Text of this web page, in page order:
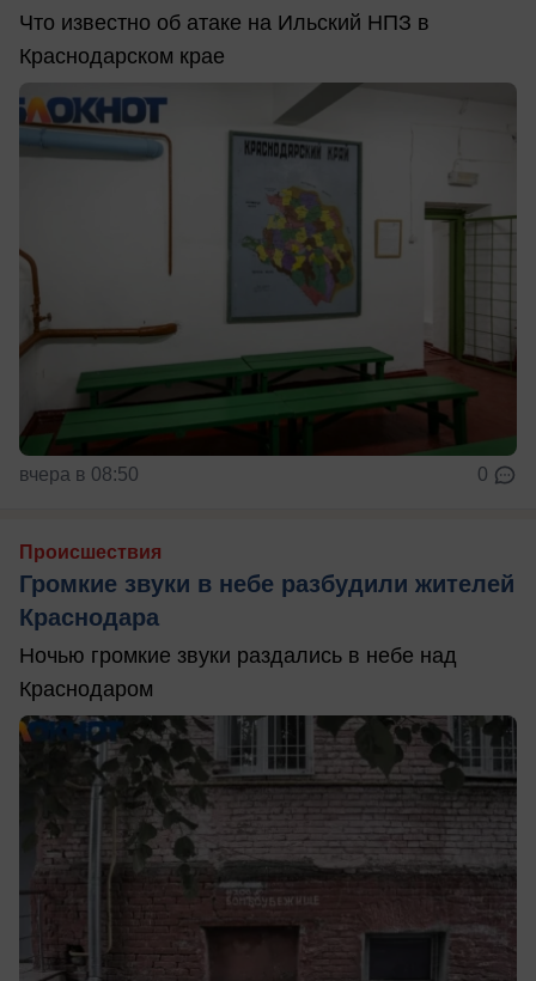
Что известно об атаке на Ильский НПЗ в
Краснодарском крае
вчера в 08:50 0
Происшествия
Громкие звуки в небе разбудили жителей
Краснодара
Ночью громкие звуки раздались в небе над
Краснодаром